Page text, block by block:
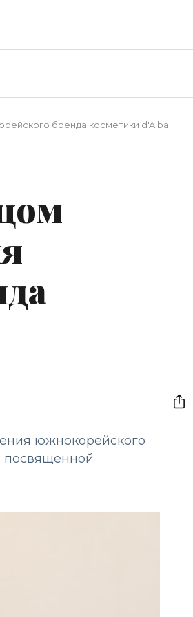
бренда косметики d'Alba
южнокорейского
посвященной